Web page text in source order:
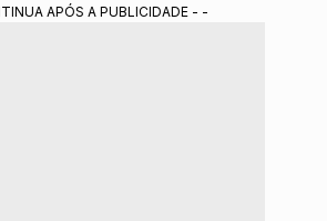
constrangimento ao ver vídeos
APÓS A PUBLICIDADE - -